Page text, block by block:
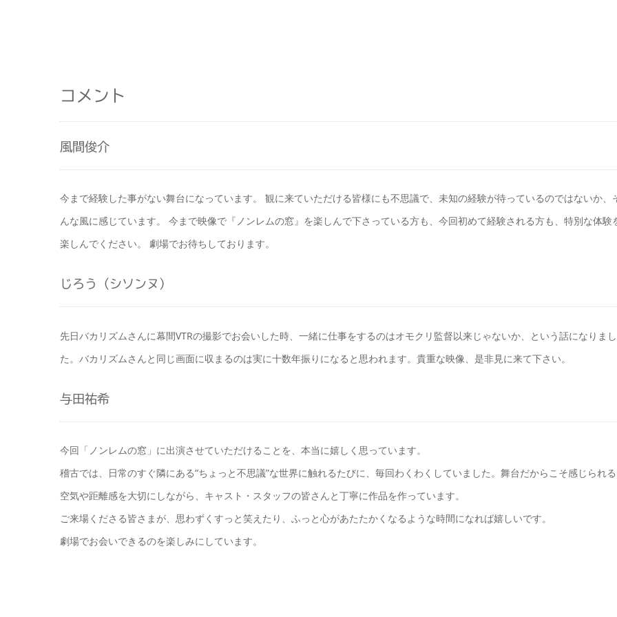
コメント
風間俊介
今まで経験した事がない舞台になっています。 観に来ていただける皆様にも不思議で、未知の経験が待っているのではないか、
んな風に感じています。 今まで映像で『ノンレムの窓』を楽しんで下さっている方も、今回初めて経験される方も、特別な体験
楽しんでください。 劇場でお待ちしております。
じろう（シソンヌ）
先日バカリズムさんに幕間VTRの撮影でお会いした時、一緒に仕事をするのはオモクリ監督以来じゃないか、という話になりまし
た。バカリズムさんと同じ画面に収まるのは実に十数年振りになると思われます。貴重な映像、是非見に来て下さい。
与田祐希
今回「ノンレムの窓」に出演させていただけることを、本当に嬉しく思っています。
稽古では、日常のすぐ隣にある“ちょっと不思議”な世界に触れるたびに、毎回わくわくしていました。舞台だからこそ感じられる
空気や距離感を大切にしながら、キャスト・スタッフの皆さんと丁寧に作品を作っています。
ご来場くださる皆さまが、思わずくすっと笑えたり、ふっと心があたたかくなるような時間になれば嬉しいです。
劇場でお会いできるのを楽しみにしています。